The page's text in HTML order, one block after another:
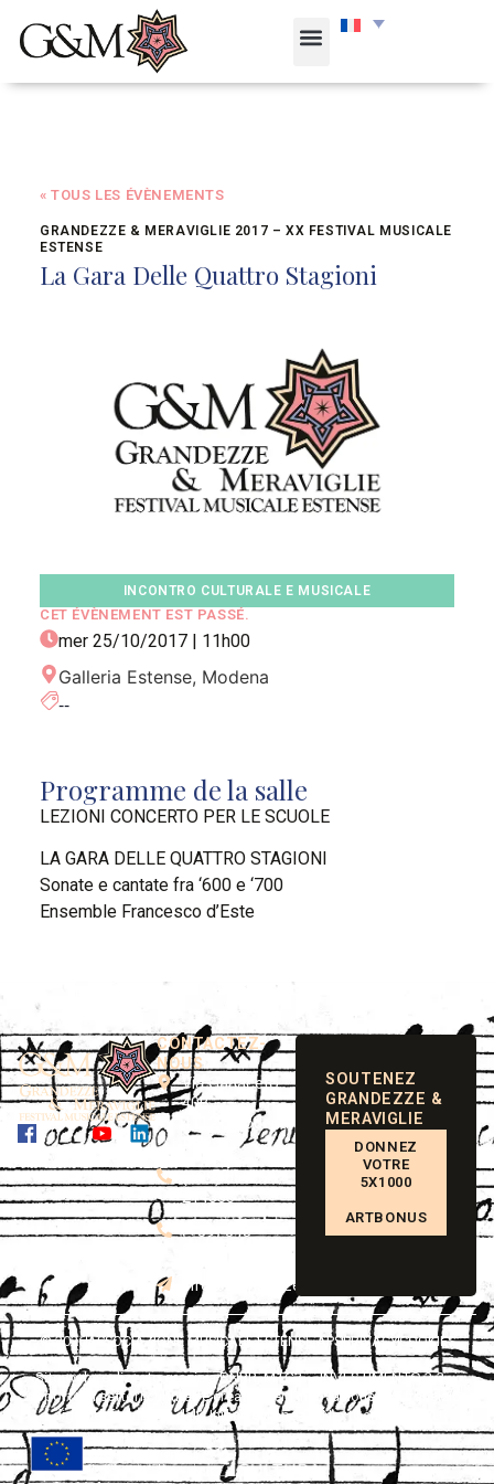
« TOUS LES ÉVÈNEMENTS
GRANDEZZE & MERAVIGLIE 2017 – XX FESTIVAL MUSICALE
ESTENSE
La Gara Delle Quattro Stagioni
INCONTRO CULTURALE E MUSICALE
CET ÉVÈNEMENT EST PASSÉ.
mer 25/10/2017 | 11h00
Galleria Estense, Modena
--
Programme de la salle
LEZIONI CONCERTO PER LE SCUOLE
LA GARA DELLE QUATTRO STAGIONI
Sonate e cantate fra ‘600 e ‘700
Ensemble Francesco d’Este
CONTACTEZ-
NOUS
Via Ganaceto,
40B
41121 Modena
214333
(+39) 345
info@grandezzemeraviglie.it
SOUTENEZ
GRANDEZZE &
MERAVIGLIE
DONNEZ
VOTRE
5X1000
ARTBONUS
© 2026ASSOCIAZIONE MUSICALE ESTENSE APSPRIVACYCOOKIES
Sito web realizzato grazie a PNRR, M1C3 – INVESTIMENTO 3.3 –
Supporto ai settori culturali e creativi per l’innovazione e la transizione
digitale, finanziato dall’Unione europea – NextGenerationEU